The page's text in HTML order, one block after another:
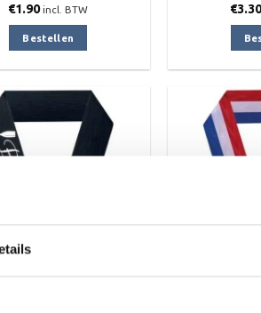
€1.90 incl. BTW
Bestellen
€3.30